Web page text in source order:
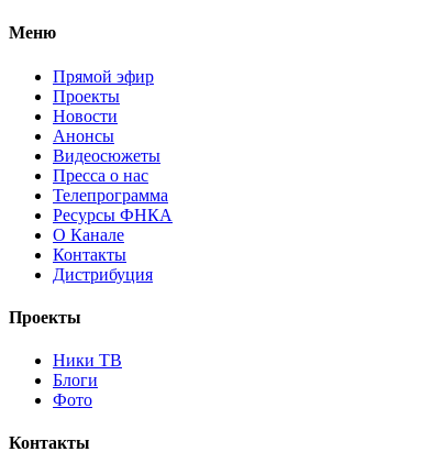
Меню
Прямой эфир
Проекты
Новости
Анонсы
Видеосюжеты
Пресса о нас
Телепрограмма
Ресурсы ФНКА
О Канале
Контакты
Дистрибуция
Проекты
Ники ТВ
Блоги
Фото
Контакты